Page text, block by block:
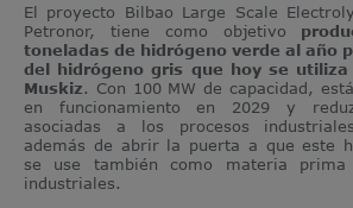
El proyecto Bilbao Large Scale
Petronor, tiene como objetivo
toneladas de hidrógeno verde al año
del hidrógeno gris que hoy se
Muskiz. Con 100 MW de capacidad,
en funcionamiento en 2029 y
asociadas a los procesos
además de abrir la puerta a que este
se use también como materia
industriales.